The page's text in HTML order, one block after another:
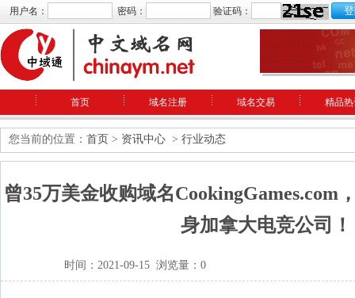
用户名： 密码： 验证码：
首页 域名注册 域名交易 精品
您当前的位置： 首页 > 资讯中心 > 行业动态
曾35万美金收购域名CookingGames.com
身加拿大电竞公司！
时间：2021-09-15 浏览量：0